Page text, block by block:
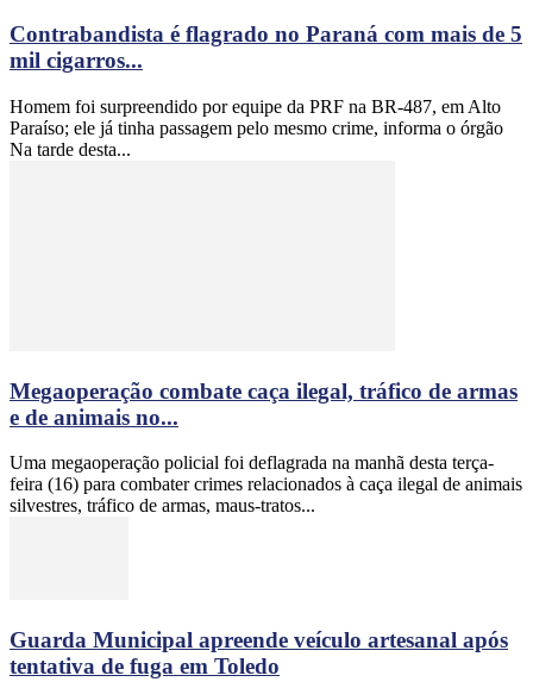
Contrabandista é flagrado no Paraná com mais de 5
mil cigarros...
Homem foi surpreendido por equipe da PRF na BR-487, em Alto
Paraíso; ele já tinha passagem pelo mesmo crime, informa o órgão
Na tarde desta...
Megaoperação combate caça ilegal, tráfico de armas
e de animais no...
Uma megaoperação policial foi deflagrada na manhã desta terça-
feira (16) para combater crimes relacionados à caça ilegal de animais
silvestres, tráfico de armas, maus-tratos...
Guarda Municipal apreende veículo artesanal após
tentativa de fuga em Toledo